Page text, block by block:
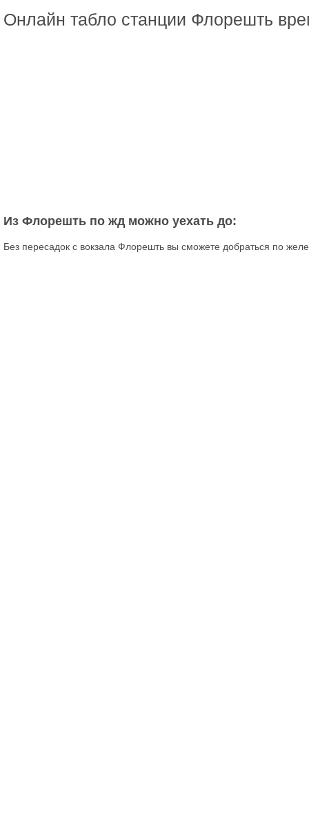
Онлайн табло станции Флорешть
Из Флорешть по жд можно уехать до:
Без пересадок с вокзала Флорешть вы сможете добраться по